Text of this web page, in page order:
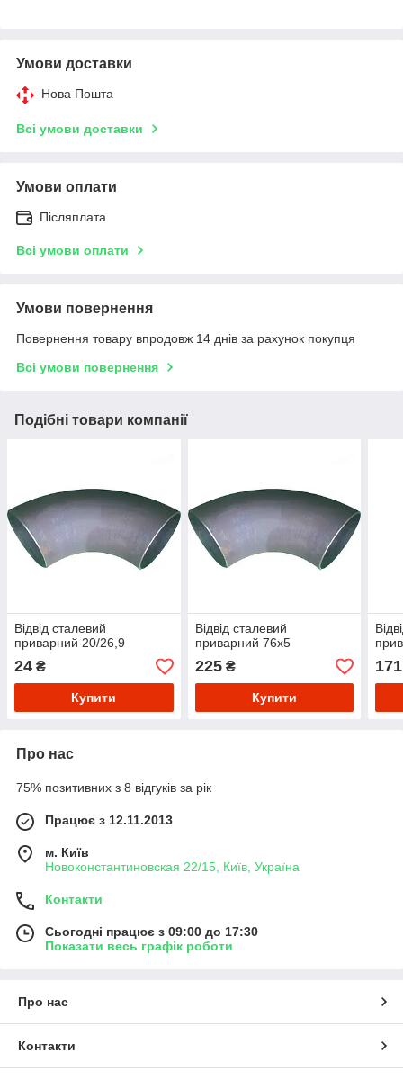
Умови доставки
Нова Пошта
Всі умови доставки
Умови оплати
Післяплата
Всі умови оплати
Умови повернення
Повернення товару впродовж 14 днів за рахунок покупця
Всі умови повернення
Подібні товари компанії
Відвід сталевий
приварний 20/26,9
24 ₴
Купити
Відвід сталевий
приварний 76х5
225₴
Купити
171
Про нас
75% позитивних з 8 відгуків за рік
Працює з 12.11.2013
м. Київ
Новоконстантиновская 22/15, Київ, Україна
Контакти
Сьогодні працює з 09:00 до 17:30
Показати весь графік роботи
Про нас
Контакти